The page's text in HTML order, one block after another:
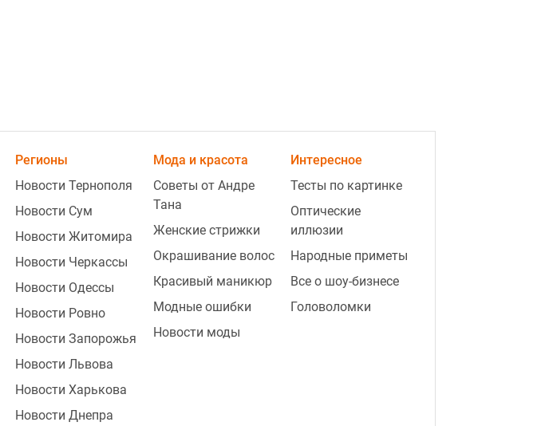
Регионы
Новости Тернополя
Новости Сум
Новости Житомира
Новости Черкассы
Новости Одессы
Новости Ровно
Новости Запорожья
Новости Львова
Новости Харькова
Новости Днепра
Мода и красота
Советы от Андре
Тана
Женские стрижки
Окрашивание волос
Красивый маникюр
Модные ошибки
Новости моды
Интересное
Тесты по картинке
Оптические
иллюзии
Народные приметы
Все о шоу-бизнесе
Головоломки